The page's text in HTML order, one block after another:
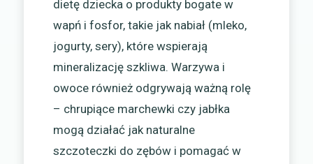
dietę dziecka o produkty bogate w
wapń i fosfor, takie jak nabiał (mleko,
jogurty, sery), które wspierają
mineralizację szkliwa. Warzywa i
owoce również odgrywają ważną rolę
– chrupiące marchewki czy jabłka
mogą działać jak naturalne
szczoteczki do zębów i pomagać w